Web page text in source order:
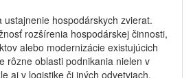
ustajnenie hospodárskych zvierat.
rozšírenia hospodárskej činnosti,
alebo modernizácie existujúcich
rôzne oblasti podnikania nielen v
aj v logistike či iných odvetviach.